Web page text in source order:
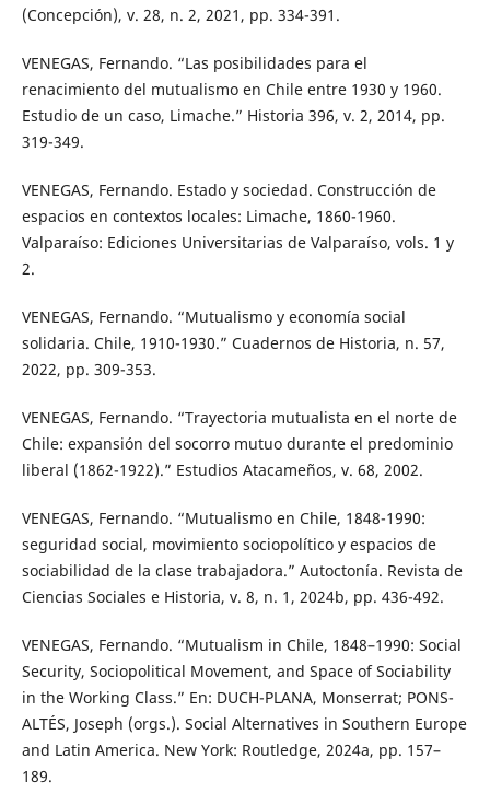
(Concepción), v. 28, n. 2, 2021, pp. 334-391.
VENEGAS, Fernando. “Las posibilidades para el
renacimiento del mutualismo en Chile entre 1930 y 1960.
Estudio de un caso, Limache.” Historia 396, v. 2, 2014, pp.
319-349.
VENEGAS, Fernando. Estado y sociedad. Construcción de
espacios en contextos locales: Limache, 1860-1960.
Valparaíso: Ediciones Universitarias de Valparaíso, vols. 1 y
2.
VENEGAS, Fernando. “Mutualismo y economía social
solidaria. Chile, 1910-1930.” Cuadernos de Historia, n. 57,
2022, pp. 309-353.
VENEGAS, Fernando. “Trayectoria mutualista en el norte de
Chile: expansión del socorro mutuo durante el predominio
liberal (1862-1922).” Estudios Atacameños, v. 68, 2002.
VENEGAS, Fernando. “Mutualismo en Chile, 1848-1990:
seguridad social, movimiento sociopolítico y espacios de
sociabilidad de la clase trabajadora.” Autoctonía. Revista de
Ciencias Sociales e Historia, v. 8, n. 1, 2024b, pp. 436-492.
VENEGAS, Fernando. “Mutualism in Chile, 1848–1990: Social
Security, Sociopolitical Movement, and Space of Sociability
in the Working Class.” En: DUCH-PLANA, Monserrat; PONS-
ALTÉS, Joseph (orgs.). Social Alternatives in Southern Europe
and Latin America. New York: Routledge, 2024a, pp. 157–
189.